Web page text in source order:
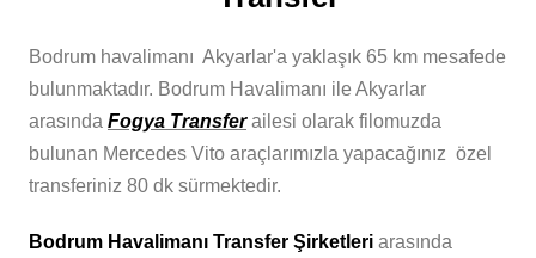
Bodrum havalimanı Akyarlar'a yaklaşık 65 km mesafede
bulunmaktadır. Bodrum Havalimanı ile Akyarlar
arasında Fogya Transferailesi olarak filomuzda
bulunan Mercedes Vito araçlarımızla yapacağınız özel
transferiniz 80 dk sürmektedir.
Bodrum Havalimanı Transfer Şirketleri arasında